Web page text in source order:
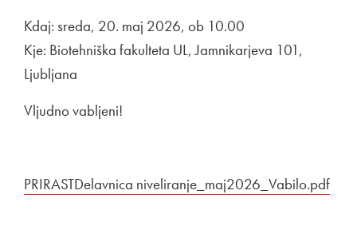
Kdaj: sreda, 20. maj 2026, ob 10.00
Kje: Biotehniška fakulteta UL, Jamnikarjeva 101,
Ljubljana
Vljudno vabljeni!
Povezava na dokument
PRIRASTDelavnica niveliranje_maj2026_Vabilo.pdf